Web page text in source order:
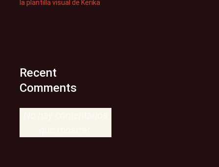
la plantilla visual de Kerika
Recent
Comments
No hay comentarios
que mostrar.